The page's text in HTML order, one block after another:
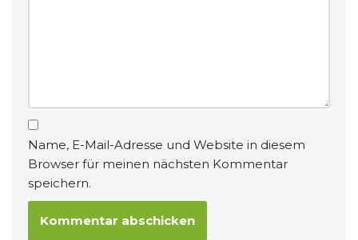
Name, E-Mail-Adresse und Website in diesem
Browser für meinen nächsten Kommentar
speichern.